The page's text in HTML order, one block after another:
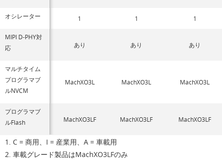
オシレーター 1 1 1
MIPI D-PHY対
応
あり あり あり
マルチタイム
プログラマブ
ルNVCM
MachXO3L MachXO3L MachXO3L
プログラマブ
ルFlash
MachXO3LF MachXO3LF MachXO3LF
1. C = 商用、I = 産業用、A = 車載用
2. 車載グレード製品はMachXO3LFのみ